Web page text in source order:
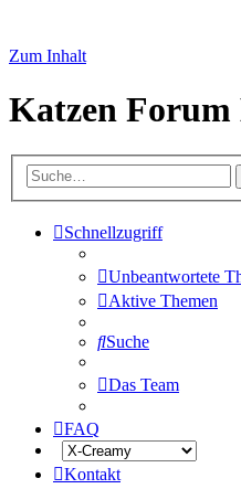
Zum Inhalt
Katzen Forum
Schnellzugriff
Unbeantwortete
Aktive Themen
Suche
Das Team
FAQ
Kontakt